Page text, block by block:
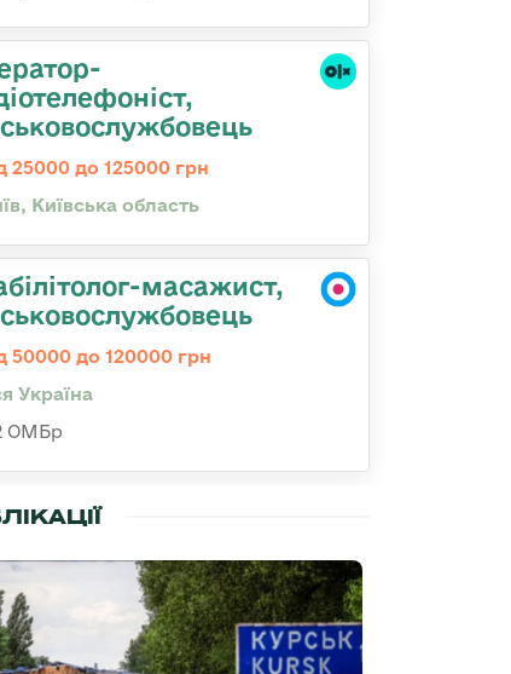
25000 до 125000 грн
Київська область
масажист,
50000 до 120000 грн
Україна
ОМБр